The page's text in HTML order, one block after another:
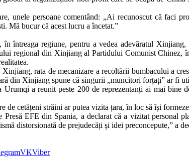
unele persoane comentând: „Ai recunoscut că faci
Mă bucur că acest lucru a încetat.”
întreaga regiune, pentru a vedea adevăratul
regional din Xinjiang al Partidului Comunist Chinez,
rata de mecanizare a recoltării bumbacului a
din Xinjiang spune că singurii „muncitori forțați” ar fi
a reunit peste 200 de reprezentanți ai mai bine
cetățeni străini ar putea vizita țara, în loc să își
EFE din Spania, a declarat că a vizitat personal
distorsionată de prejudecăți și idei preconcepute,” a
VKViber